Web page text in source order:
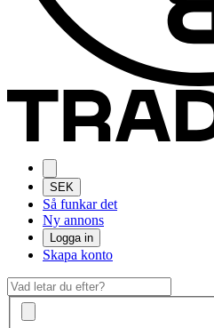
SEK
Så funkar det
Ny annons
Logga in
Skapa konto